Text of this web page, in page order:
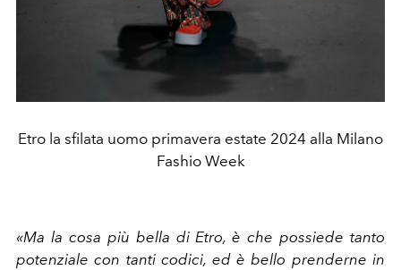
Etro la sfilata uomo primavera estate 2024 alla Milano
Fashio Week
«Ma la cosa più bella di Etro, è che possiede tanto
potenziale con tanti codici, ed è bello prenderne in